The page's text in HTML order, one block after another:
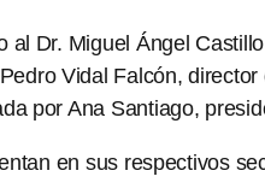
Dr. Miguel Ángel
Vidal Falcón,
por Ana Santiago,
en sus respectivos